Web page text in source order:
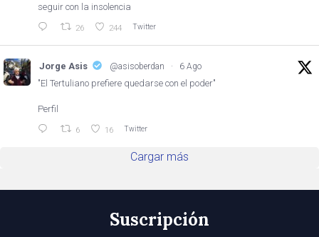
seguir con la insolencia
26 244 Twitter
Jorge Asis @asisoberdan · 6 Ago
"El Tertuliano prefiere quedarse con el poder"
Perfil
6 16 Twitter
Cargar más
Suscripción